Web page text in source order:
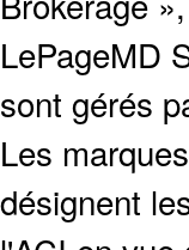
LePageMD
sont gérés
Les
désignent